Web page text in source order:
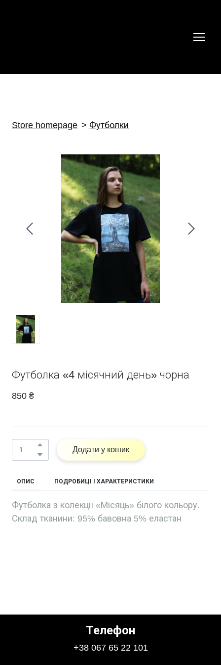
Store homepage Футболки
Футболка «4 місячний день» чорна
850 ₴
Додати у кошик
ОПИС ПОДРОБИЦІ І ХАРАКТЕРИСТИКИ
Футболка з колекції «Місяць» білого кольору.
Склад тканини: 95% бавовна 5% еластан
Телефон
+38 067 65 22 101